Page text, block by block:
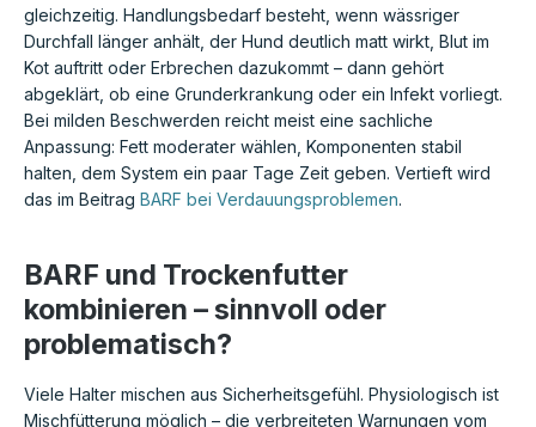
gleichzeitig. Handlungsbedarf besteht, wenn wässriger
Durchfall länger anhält, der Hund deutlich matt wirkt, Blut im
Kot auftritt oder Erbrechen dazukommt – dann gehört
abgeklärt, ob eine Grunderkrankung oder ein Infekt vorliegt.
Bei milden Beschwerden reicht meist eine sachliche
Anpassung: Fett moderater wählen, Komponenten stabil
halten, dem System ein paar Tage Zeit geben. Vertieft wird
das im Beitrag BARF bei Verdauungsproblemen.
BARF und Trockenfutter
kombinieren – sinnvoll oder
problematisch?
Viele Halter mischen aus Sicherheitsgefühl. Physiologisch ist
Mischfütterung möglich – die verbreiteten Warnungen vom